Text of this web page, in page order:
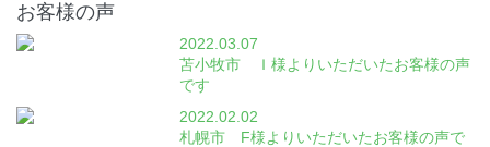
お客様の声
2022.03.07
苫小牧市 Ｉ様よりいただいたお客様の声
です
2022.02.02
札幌市 F様よりいただいたお客様の声で